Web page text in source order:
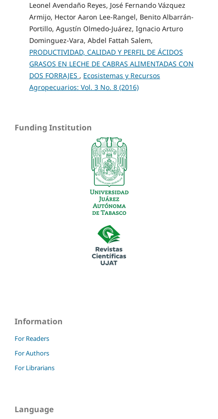
Leonel Avendaño Reyes, José Fernando Vázquez
Armijo, Hector Aaron Lee-Rangel, Benito Albarrán-
Portillo, Agustín Olmedo-Juárez, Ignacio Arturo
Dominguez-Vara, Abdel Fattah Salem,
PRODUCTIVIDAD, CALIDAD Y PERFIL DE ÁCIDOS
GRASOS EN LECHE DE CABRAS ALIMENTADAS CON
DOS FORRAJES , Ecosistemas y Recursos
Agropecuarios: Vol. 3 No. 8 (2016)
Funding Institution
Information
For Readers
For Authors
For Librarians
Language